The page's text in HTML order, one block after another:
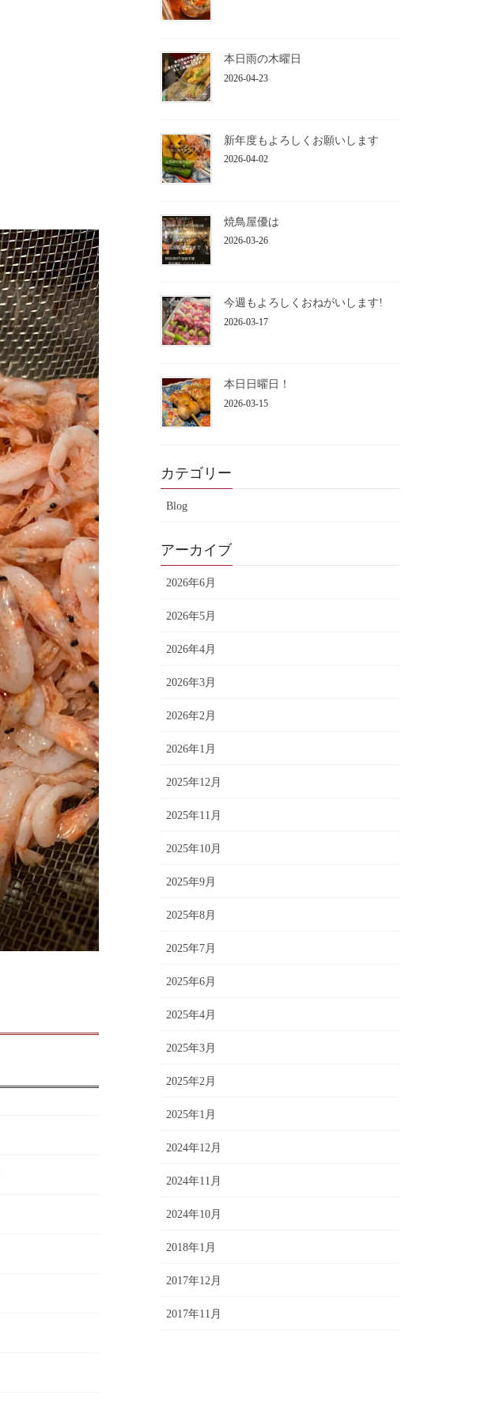
本日雨の木曜日
2026-04-23
新年度もよろしくお願いします
2026-04-02
焼鳥屋優は
2026-03-26
今週もよろしくおねがいします!
2026-03-17
本日日曜日！
2026-03-15
カテゴリー
Blog
アーカイブ
2026年6月
2026年5月
2026年4月
2026年3月
2026年2月
2026年1月
2025年12月
2025年11月
2025年10月
2025年9月
2025年8月
2025年7月
2025年6月
2025年4月
2025年3月
2025年2月
2025年1月
2024年12月
2024年11月
2024年10月
2018年1月
2017年12月
2017年11月